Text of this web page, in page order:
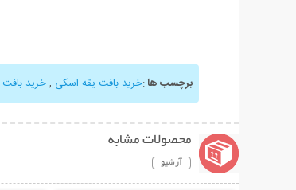
برچسب ها:خرید بافت یقه اسکی ,خرید بافت
محصولات مشابه
آرشیو